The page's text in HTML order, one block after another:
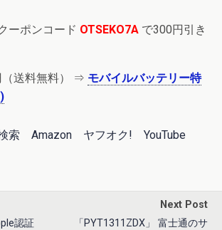
ーポンコード OTSEKO7A で300円引き
送料無料） ⇒ モバイルバッテリー特
索 Amazon ヤフオク! YouTube
認証
Next Post
「PYT1311ZDX」 富士通のサ